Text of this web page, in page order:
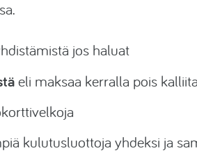
jos haluat
eli maksaa kerralla pois
kulutusluottoja yhdeksi ja